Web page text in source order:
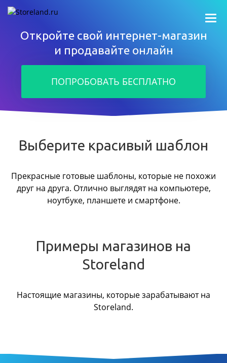
Откройте свой интернет-магазин
и продавайте онлайн
ПОПРОБОВАТЬ БЕСПЛАТНО
Выберите красивый шаблон
Прекрасные готовые шаблоны, которые не похожи
друг на друга. Отлично выглядят на компьютере,
ноутбуке, планшете и смартфоне.
Примеры магазинов на
Storeland
Настоящие магазины, которые зарабатывают на
Storeland.